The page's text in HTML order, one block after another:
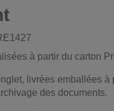
à partir du carton
livrées emballées
des documents.